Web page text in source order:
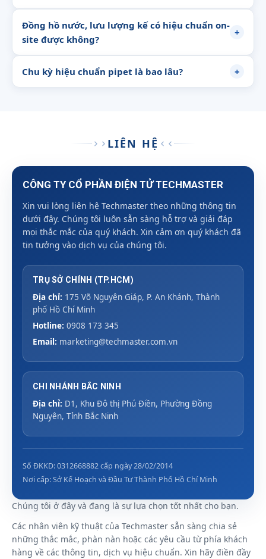
Đồng hồ nước, lưu lượng kế có hiệu chuẩn on-
site được không?
+
Chu kỳ hiệu chuẩn pipet là bao lâu? +
LIÊN HỆ
CÔNG TY CỔ PHẦN ĐIỆN TỬ TECHMASTER
Xin vui lòng liên hệ Techmaster theo những thông tin
dưới đây. Chúng tôi luôn sẵn sàng hỗ trợ và giải đáp
mọi thắc mắc của quý khách. Xin cảm ơn quý khách đã
tin tưởng vào dịch vụ của chúng tôi.
TRỤ SỞ CHÍNH (TP.HCM)
Địa chỉ: 175 Võ Nguyên Giáp, P. An Khánh, Thành
phố Hồ Chí Minh
Hotline: 0908 173 345
Email: marketing@techmaster.com.vn
CHI NHÁNH BẮC NINH
Địa chỉ: D1, Khu Đô thị Phú Điền, Phường Đồng
Nguyên, Tỉnh Bắc Ninh
Số ĐKKD: 0312668882 cấp ngày 28/02/2014
Nơi cấp: Sở Kế Hoạch và Đầu Tư Thành Phố Hồ Chí Minh
Chúng tôi ở đây và đang là sự lựa chọn tốt nhất cho bạn.
Các nhân viên kỹ thuật của Techmaster sẵn sàng chia sẻ
những thắc mắc, phàn nàn hoặc các yêu cầu từ phía khách
hàng về các thông tin, dịch vụ hiệu chuẩn. Xin hãy điền đầy